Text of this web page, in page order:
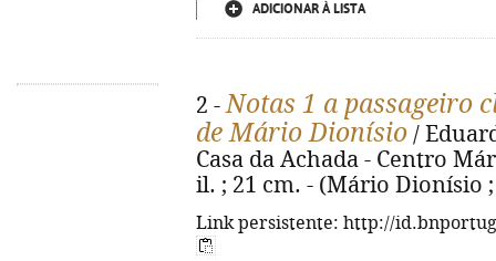
ADICIONAR À LISTA
2 -Notas 1 a passageiro
de Mário Dionísio /
Casa da Achada - Centro
il. ; 21 cm. - (Mário Dionísio ;
Link persistente: http://